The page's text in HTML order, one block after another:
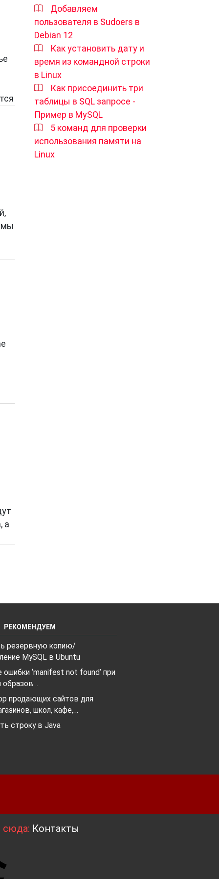
мы
а
Добавляем
пользователя в Sudoers в
Debian 12
Как установить дату и
время из командной строки
в Linux
Как присоединить три
таблицы в SQL запросе -
Пример в MySQL
5 команд для проверки
использования памяти на
Linux
РЕКОМЕНДУЕМ
резервную копию/
MySQL в Ubuntu
ошибки ‘manifest not found’ при
образов…
продающих сайтов для
школ, кафе,…
строку в Java
сюда: Контакты